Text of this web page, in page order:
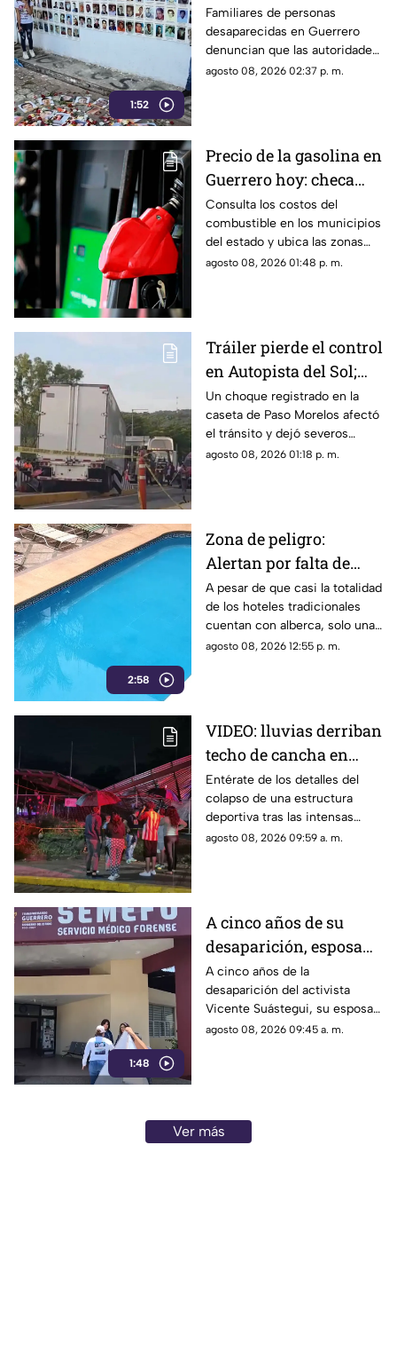
1:52
restricciones para
ingresar a la sierra de
Chilpancingo
Familiares de personas
desaparecidas en Guerrero
denuncian que las autoridades
les negaron el
difusión.
agosto 08, 2026 02:37 p. m.
Precio de la gasolina en
Guerrero hoy: checa
cuánto cuestan los
litros
Consulta los costos del
combustible en los municipios
del estado y ubica las zonas
con las tarifas más accesibles
agosto 08, 2026 01:48 p. m.
Tráiler pierde el control
en Autopista del Sol;
fallece una persona
Un choque registrado en la
caseta de Paso Morelos afectó
el tránsito y dejó severos
daños; este fue el saldo.
agosto 08, 2026 01:18 p. m.
2:58
Zona de peligro:
Alertan por falta de
medidas de seguridad
en albercas de hoteles
tradicionales
A pesar de que casi la totalidad
de los hoteles tradicionales
cuentan con alberca, solo una
mínima parte dispone de
agosto 08, 2026 12:55 p. m.
VIDEO: lluvias derriban
techo de cancha en
Chilpancingo; hubo
lesionados
Entérate de los detalles del
colapso de una estructura
deportiva tras las intensas
precipitaciones y el reporte de
agosto 08, 2026 09:59 a. m.
1:48
A cinco años de su
desaparición, esposa
de Vicente Suástegui
acude al Semefo en
Chilpancingo
A cinco años de la
desaparición del activista
Vicente Suástegui, su esposa
acudió al Semefo de
agosto 08, 2026 09:45 a. m.
Ver más